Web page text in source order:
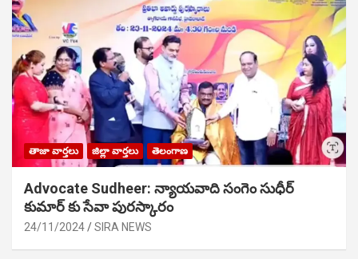
తాజా వార్తలు జిల్లా వార్తలు తెలంగాణ
Advocate Sudheer: న్యాయవాది సంగెం సుధీర్
కుమార్ కు సేవా పురస్కారం
24/11/2024 SIRA NEWS